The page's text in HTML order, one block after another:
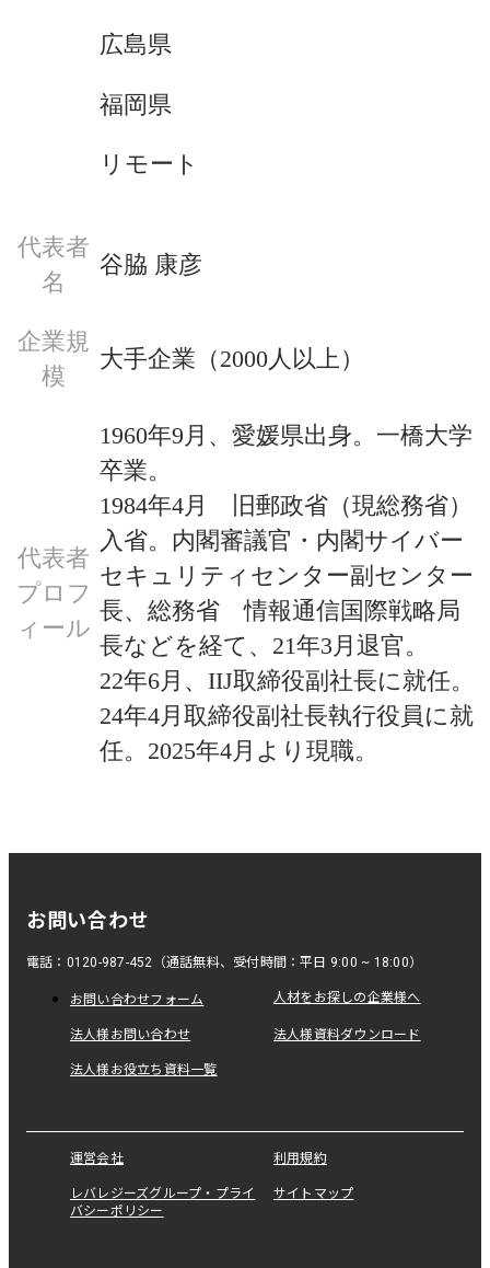
広島県
福岡県
リモート
代表者
名
谷脇 康彦
企業規
模
大手企業（2000人以上）
代表者
プロフ
ィール
1960年9月、愛媛県出身。一橋大学
卒業。
1984年4月　旧郵政省（現総務省）
入省。内閣審議官・内閣サイバー
セキュリティセンター副センター
長、総務省　情報通信国際戦略局
長などを経て、21年3月退官。
22年6月、IIJ取締役副社長に就任。
24年4月取締役副社長執行役員に就
任。2025年4月より現職。
お問い合わせ
電話：0120-987-452（通話無料、受付時間：平日 9:00 ~ 18:00）
お問い合わせフォーム 人材をお探しの企業様へ
法人様お問い合わせ 法人様資料ダウンロード
法人様お役立ち資料一覧
運営会社 利用規約
レバレジーズグループ・プライ
バシーポリシー
サイトマップ